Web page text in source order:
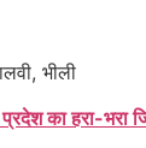
भीली
का हरा-भरा